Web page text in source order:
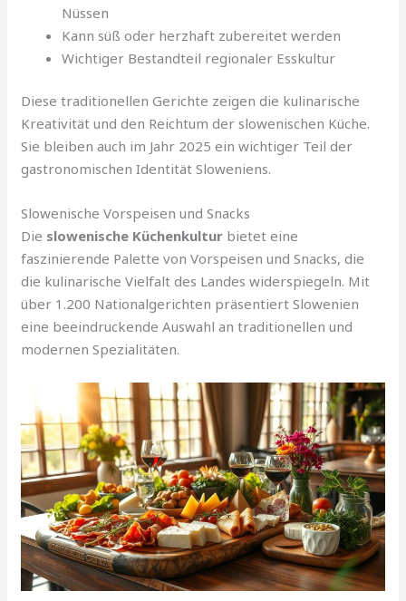
Nüssen
Kann süß oder herzhaft zubereitet werden
Wichtiger Bestandteil regionaler Esskultur
Diese traditionellen Gerichte zeigen die kulinarische
Kreativität und den Reichtum der slowenischen Küche.
Sie bleiben auch im Jahr 2025 ein wichtiger Teil der
gastronomischen Identität Sloweniens.
Slowenische Vorspeisen und Snacks
Die slowenische Küchenkultur bietet eine
faszinierende Palette von Vorspeisen und Snacks, die
die kulinarische Vielfalt des Landes widerspiegeln. Mit
über 1.200 Nationalgerichten präsentiert Slowenien
eine beeindruckende Auswahl an traditionellen und
modernen Spezialitäten.